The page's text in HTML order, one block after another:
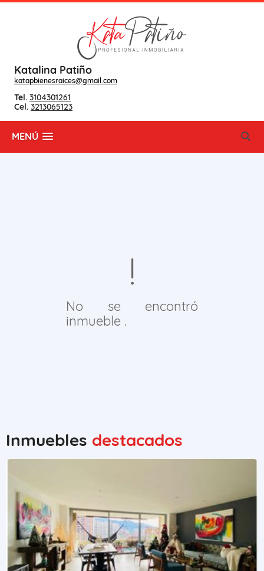
Katalina Patiño
katapbienesraices@gmail.com
Tel. 3104301261
Cel. 3213065123
MENÚ
No se encontró
inmueble .
Inmuebles destacados